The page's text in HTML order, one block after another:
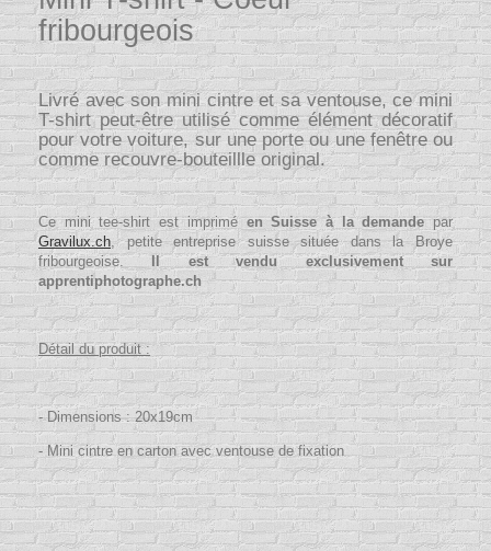
fribourgeois
Livré avec son mini cintre et sa ventouse, ce mini
T-shirt peut-être utilisé comme élément décoratif
pour votre voiture, sur une porte ou une fenêtre ou
comme recouvre-bouteillle original.
Ce mini tee-shirt est impriméen Suisse à la demandepar
Gravilux.ch, petite entreprise suisse située dans la Broye
fribourgeoise.
Il est vendu exclusivement sur
apprentiphotographe.ch
Détail du produit :
- Dimensions : 20x19cm
- Mini cintre en carton avec ventouse de fixation